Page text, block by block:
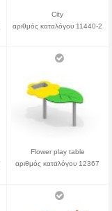
City
αριθμός καταλόγου 11440-2
Flower play table
αριθμός καταλόγου 12367